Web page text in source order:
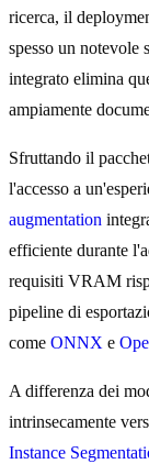
ricerca, il
spesso un notevole
integrato elimina
ampiamente
Sfruttando il
l'accesso a
augmentation
efficiente durante
requisiti VRAM
pipeline di
come ONNX e
A differenza dei
intrinsecamente
Instance